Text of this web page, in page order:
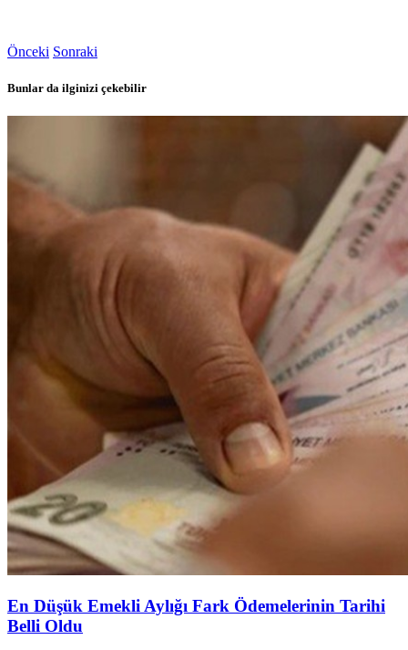
Önceki Sonraki
Bunlar da ilginizi çekebilir
En Düşük Emekli Aylığı Fark Ödemelerinin Tarihi
Belli Oldu